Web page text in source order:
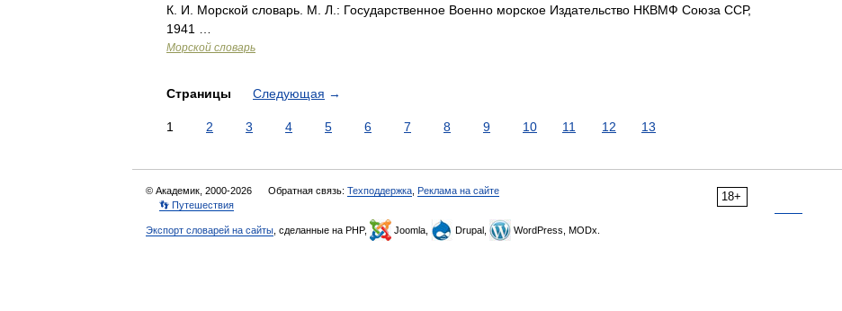
К. И. Морской словарь. М. Л.: Государственное Военно морское Издательство НКВМФ Союза ССР,
1941 …
Морской словарь
Страницы Следующая →
1 2 3 4 5 6 7 8 9 10 11 12 13
18+
© Академик, 2000-2026 Обратная связь: Техподдержка Реклама на сайте
👣 Путешествия
Экспорт словарей на сайты , сделанные на PHP, Joomla, Drupal, WordPress, MODx.